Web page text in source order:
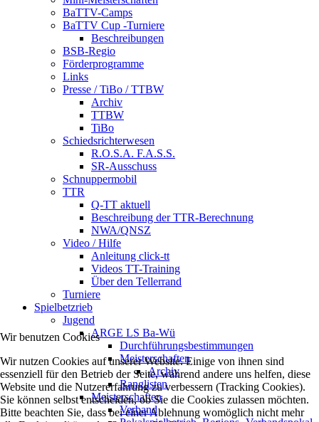
BaTTV-Camps
BaTTV Cup -Turniere
Beschreibungen
BSB-Regio
Förderprogramme
Links
Presse / TiBo / TTBW
Archiv
TTBW
TiBo
Schiedsrichterwesen
R.O.S.A. F.A.S.S.
SR-Ausschuss
Schnuppermobil
TTR
Q-TT aktuell
Beschreibung der TTR-Berechnung
NWA/QNSZ
Video / Hilfe
Anleitung click-tt
Videos TT-Training
Über den Tellerrand
Turniere
Spielbetzrieb
Jugend
ARGE LS Ba-Wü
Durchführungsbestimmungen
Meisterschaften
Archiv
Ranglisten
Meisterschaften
Verband
Wir benutzen Cookies
Wir nutzen Cookies auf unserer Website. Einige von ihnen sind
essenziell für den Betrieb der Seite, während andere uns helfen, diese
Website und die Nutzererfahrung zu verbessern (Tracking Cookies).
Sie können selbst entscheiden, ob Sie die Cookies zulassen möchten.
Bitte beachten Sie, dass bei einer Ablehnung womöglich nicht mehr